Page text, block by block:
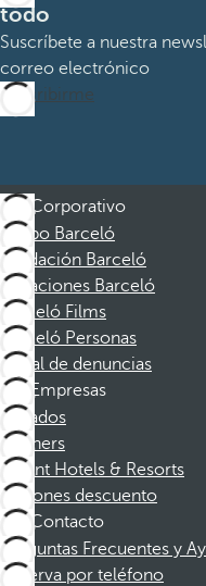
todo
Suscríbete a nuestra
correo electrónico
Suscribirme
Corporativo
Grupo Barceló
Fundación Barceló
Vacaciones Barceló
Barceló Films
Barceló Personas
Canal de denuncias
Empresas
Afiliados
Partners
Dorint Hotels & Resorts
Cupones descuento
Contacto
Preguntas Frecuentes y
Reserva por teléfono